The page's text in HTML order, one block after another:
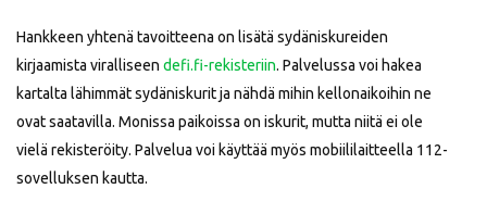
Hankkeen yhtenä tavoitteena on lisätä sydäniskureiden
kirjaamista viralliseen defi.fi-rekisteriin. Palvelussa voi hakea
kartalta lähimmät sydäniskurit ja nähdä mihin kellonaikoihin ne
ovat saatavilla. Monissa paikoissa on iskurit, mutta niitä ei ole
vielä rekisteröity. Palvelua voi käyttää myös mobiililaitteella 112-
sovelluksen kautta.